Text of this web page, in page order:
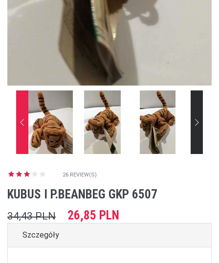
26 REVIEW(S)
KUBUS I P.BEANBEG GKP 6507
34,43 PLN 26,85 PLN
Szczegóły